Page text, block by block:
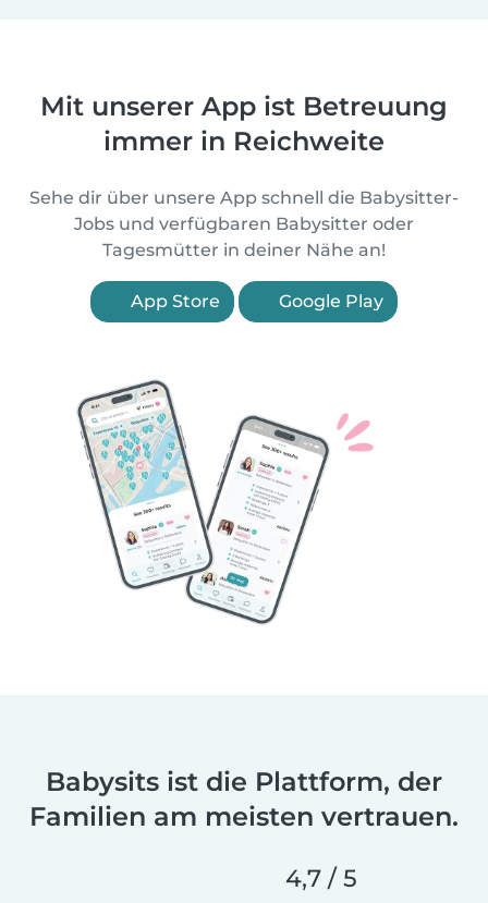
Mit unserer App ist Betreuung
immer in Reichweite
Sehe dir über unsere App schnell die Babysitter-
Jobs und verfügbaren Babysitter oder
Tagesmütter in deiner Nähe an!
App Store Google Play
Babysits ist die Plattform, der
Familien am meisten vertrauen.
4,7 / 5